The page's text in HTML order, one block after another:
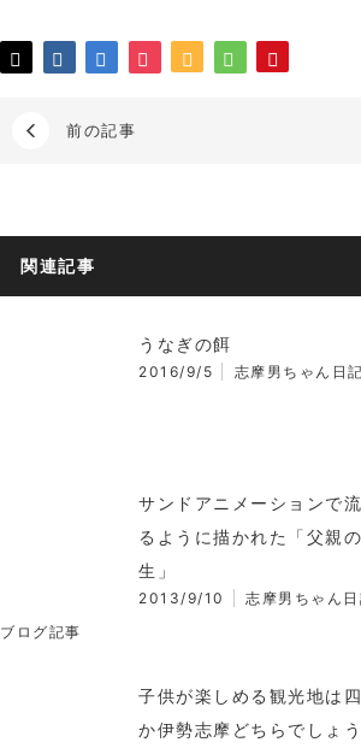
前の記事
関連記事
うなぎの餌
2016/9/5 志摩男ちゃん日記
サンドアニメーションで
るように描かれた「父親
生」
2013/9/10 志摩男ちゃん日
ブログ記事
子供が楽しめる観光地は
か伊勢志摩どちらでしょう